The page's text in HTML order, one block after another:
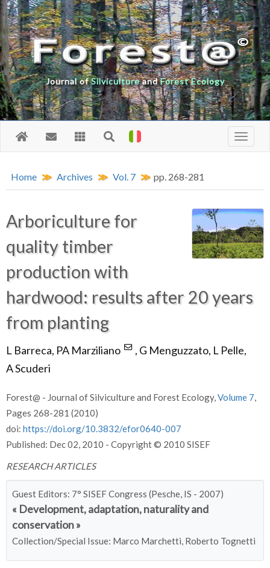
Journal ofSilvicultureandForest Ecology
Home Archives Vol. 7 pp. 268-281
Arboriculture for
quality timber
production with
hardwood: results after 20 years
from planting
L Barreca, PA Marziliano , G Menguzzato, L Pelle,
A Scuderi
Forest@ - Journal of Silviculture and Forest Ecology,Volume 7,
Pages 268-281 (2010)
doi: https://doi.org/10.3832/efor0640-007
Published: Dec 02, 2010 - Copyright © 2010 SISEF
RESEARCH ARTICLES
Guest Editors: 7° SISEF Congress (Pesche, IS - 2007)
« Development, adaptation, naturality and
conservation »
Collection/Special Issue: Marco Marchetti, Roberto Tognetti